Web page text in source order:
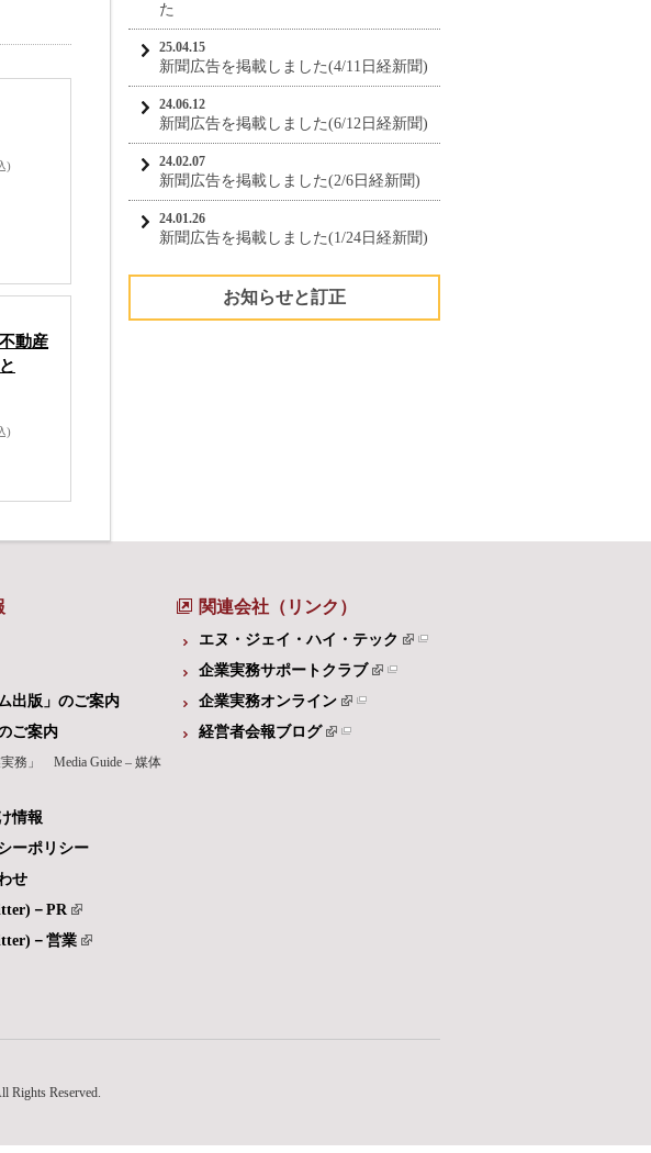
)
動産
)
た
25.04.15
新聞広告を掲載しました(4/11日経新聞)
24.06.12
新聞広告を掲載しました(6/12日経新聞)
24.02.07
新聞広告を掲載しました(2/6日経新聞)
24.01.26
新聞広告を掲載しました(1/24日経新聞)
お知らせと訂正
出版」のご案内
ご案内
務」 Media Guide – 媒体
情報
ーポリシー
せ
－PR
－営業
関連会社（リンク）
エヌ・ジェイ・ハイ・テック
企業実務サポートクラブ
企業実務オンライン
経営者会報ブログ
Reserved.